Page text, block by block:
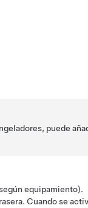
puede
equipamiento).
Cuando se